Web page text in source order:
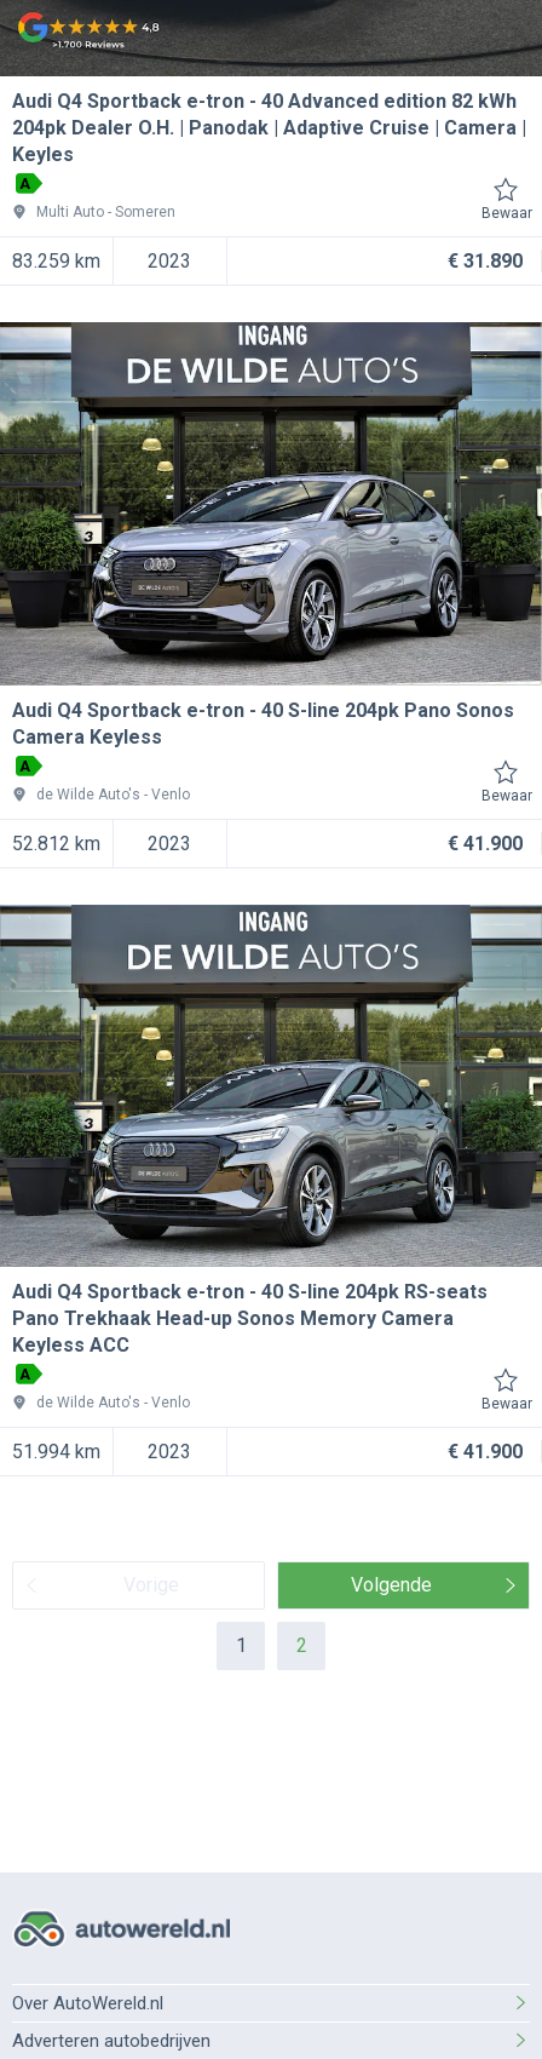
Audi Q4 Sportback e-tron
40 Advanced edition 82 kWh
204pk Dealer O.H. | Panodak | Adaptive Cruise | Camera |
Keyles
A
Multi Auto
Someren Bewaar
83.259 km 2023 € 31.890
Audi Q4 Sportback e-tron
40 S-line 204pk Pano Sonos
Camera Keyless
A
de Wilde Auto's
Venlo Bewaar
52.812 km 2023 € 41.900
Audi Q4 Sportback e-tron
40 S-line 204pk RS-seats
Pano Trekhaak Head-up Sonos Memory Camera
Keyless ACC
A
de Wilde Auto's
Venlo Bewaar
51.994 km 2023 € 41.900
1 2
Volgende
Over AutoWereld.nl
Adverteren autobedrijven